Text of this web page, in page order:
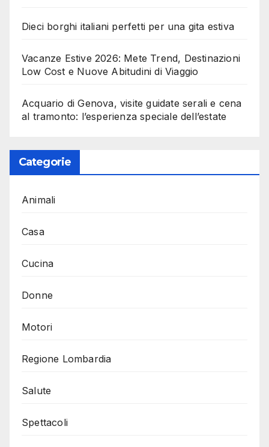
Dieci borghi italiani perfetti per una gita estiva
Vacanze Estive 2026: Mete Trend, Destinazioni
Low Cost e Nuove Abitudini di Viaggio
Acquario di Genova, visite guidate serali e cena
al tramonto: l’esperienza speciale dell’estate
Categorie
Animali
Casa
Cucina
Donne
Motori
Regione Lombardia
Salute
Spettacoli